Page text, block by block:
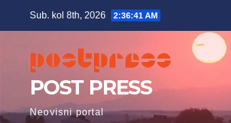
Sub. kol 8th, 2026 2:36:43 AM
POST PRESS
Neovisni portal